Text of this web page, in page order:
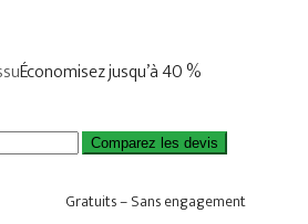
Économisez jusqu’à 40 %
Comparez les devis
Gratuits – Sans engagement